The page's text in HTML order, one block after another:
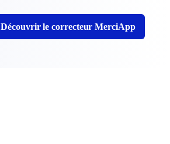
Découvrir le correcteur MerciApp